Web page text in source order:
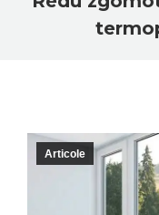
Articole